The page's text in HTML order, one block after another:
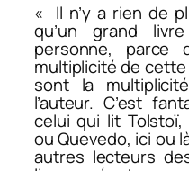
« Il n’y a rien de
qu’un grand
personne, parce
multiplicité de
sont la
l’auteur. C’est
celui qui lit Tolstoï,
ou Quevedo, ici ou
autres lecteurs